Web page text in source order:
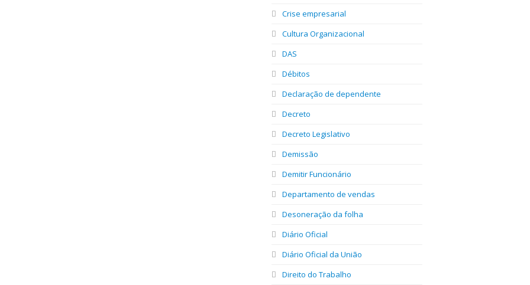
Crise empresarial
Cultura Organizacional
DAS
Débitos
Declaração de dependente
Decreto
Decreto Legislativo
Demissão
Demitir Funcionário
Departamento de vendas
Desoneração da folha
Diário Oficial
Diário Oficial da União
Direito do Trabalho